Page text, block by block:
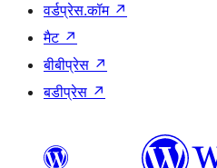
वर्डप्रेस.कॉम ↗
मैट ↗
बीबीप्रेस ↗
बडीप्रेस ↗